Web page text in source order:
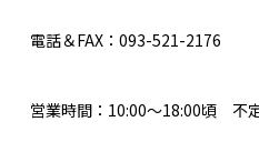
電話＆FAX：093-521-2176
営業時間：10:00～18:00頃 不